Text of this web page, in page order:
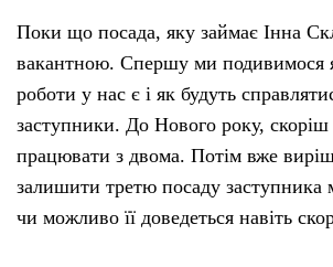
Поки що посада, яку займає Інна
вакантною. Спершу ми подивимося
роботи у нас є і як будуть
заступники. До Нового року, скоріш
працювати з двома. Потім вже
залишити третю посаду заступника
чи можливо її доведеться навіть